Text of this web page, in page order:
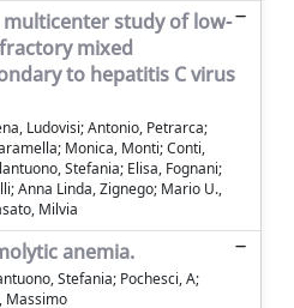
multicenter study of low-
mixed
to hepatitis C virus
Ludovisi; Antonio, Petrarca;
Monica, Monti; Conti,
Stefania; Elisa, Fognani;
Anna Linda, Zignego; Mario U.,
Milvia
anemia.
Stefania; Pochesci, A;
Massimo